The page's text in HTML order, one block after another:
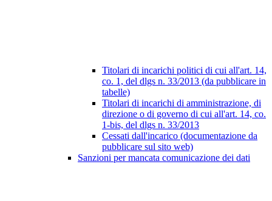
Titolari di incarichi politici di cui all'art. 14,
co. 1, del dlgs n. 33/2013 (da pubblicare in
tabelle)
Titolari di incarichi di amministrazione, di
direzione o di governo di cui all'art. 14, co.
1-bis, del dlgs n. 33/2013
Cessati dall'incarico (documentazione da
pubblicare sul sito web)
Sanzioni per mancata comunicazione dei dati